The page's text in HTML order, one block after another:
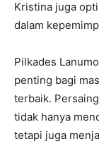
Kristina juga
dalam
Pilkades
penting bagi
terbaik.
tidak hanya
tetapi juga